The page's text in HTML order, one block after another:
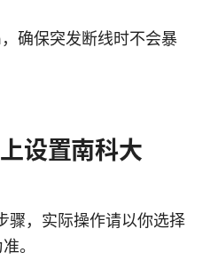
确保突发断线时不会暴
设置南科大
骤，实际操作请以你选择
。